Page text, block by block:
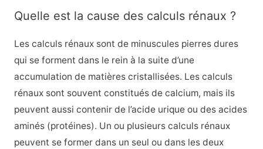
Quelle est la cause des calculs rénaux ?
Les calculs rénaux sont de minuscules pierres dures
qui se forment dans le rein à la suite d’une
accumulation de matières cristallisées. Les calculs
rénaux sont souvent constitués de calcium, mais ils
peuvent aussi contenir de l’acide urique ou des acides
aminés (protéines). Un ou plusieurs calculs rénaux
peuvent se former dans un seul ou dans les deux